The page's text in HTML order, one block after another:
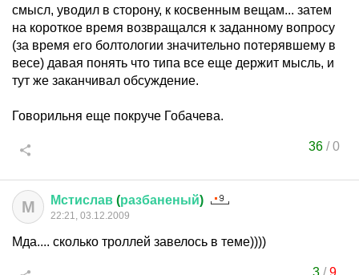
смысл, уводил в сторону, к косвенным вещам... затем
на короткое время возвращался к заданному вопросу
(за время его болтологии значительно потерявшему в
весе) давая понять что типа все еще держит мысль, и
тут же заканчивал обсуждение.
Говорильня еще покруче Гобачева.
36 /0
М Мстислав (разбаненый)
22:21, 03.12.2009
Мда.... сколько троллей завелось в теме))))
3/9